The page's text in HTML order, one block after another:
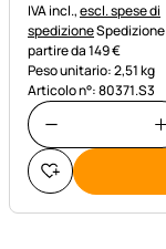
Informazioni fiscali:
IVA incl.,escl. spese di
spedizione
partire da 149 €
Peso unitario: 2,51 kg
Articolo n°: 80371.S3